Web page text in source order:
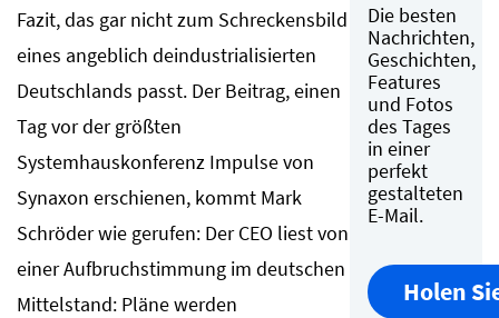
Fazit, das gar nicht zum Schreckensbild
eines angeblich deindustrialisierten
Deutschlands passt. Der Beitrag, einen
Tag vor der größten
Systemhauskonferenz Impulse von
Synaxon erschienen, kommt Mark
Schröder wie gerufen: Der CEO liest von
einer Aufbruchstimmung im deutschen
Mittelstand: Pläne werden
Die besten
Nachrichten,
Geschichten,
Features
und Fotos
des Tages
in einer
perfekt
gestalteten
E-Mail.
Holen